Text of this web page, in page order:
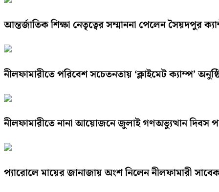
আন্তর্জাতিক শিক্ষা নেতৃত্বের সম্মাননা পেলেন সৈয়দপুর
নীলফামারীতে পরিবেশ সচেতনতায় ‘ক্লাইমেট ক্যাম্প’
নীলফামারীতে নানা আয়োজনে জুলাই গণঅভ্যুত্থান দিবস
প্যারোলে মায়ের জানাজায় অংশ নিলেন নীলফামারী